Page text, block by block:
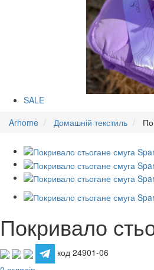
SALE
Arhome
Домашній текстиль
Покривало
код 24901-06